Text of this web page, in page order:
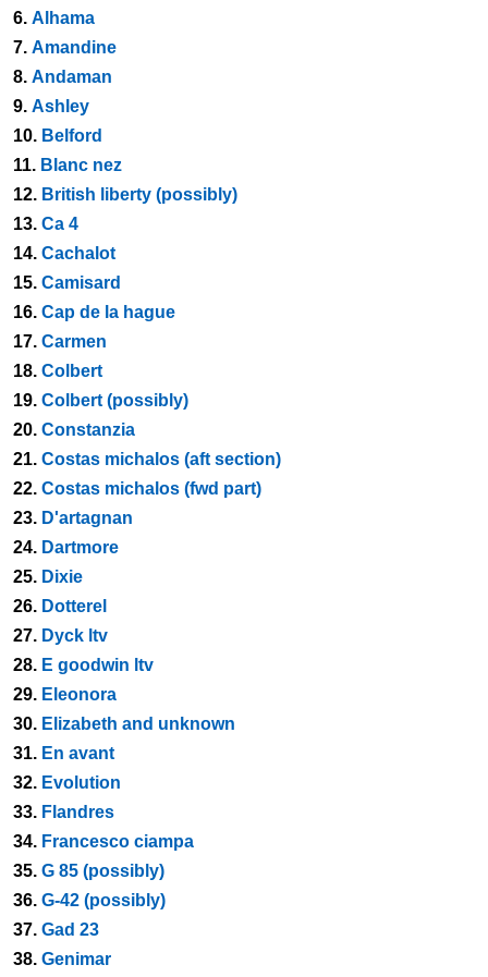
6. Alhama
7. Amandine
8. Andaman
9. Ashley
10. Belford
11. Blanc nez
12. British liberty (possibly)
13. Ca 4
14. Cachalot
15. Camisard
16. Cap de la hague
17. Carmen
18. Colbert
19. Colbert (possibly)
20. Constanzia
21. Costas michalos (aft section)
22. Costas michalos (fwd part)
23. D'artagnan
24. Dartmore
25. Dixie
26. Dotterel
27. Dyck ltv
28. E goodwin ltv
29. Eleonora
30. Elizabeth and unknown
31. En avant
32. Evolution
33. Flandres
34. Francesco ciampa
35. G 85 (possibly)
36. G-42 (possibly)
37. Gad 23
38. Genimar